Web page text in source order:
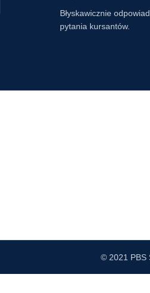
Błyskawicznie
pytania kursantów.
© 2021 PBS